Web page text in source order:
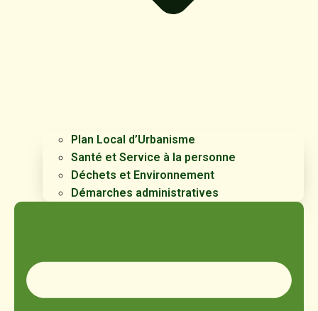
Plan Local d’Urbanisme
Santé et Service à la personne
Déchets et Environnement
Démarches administratives